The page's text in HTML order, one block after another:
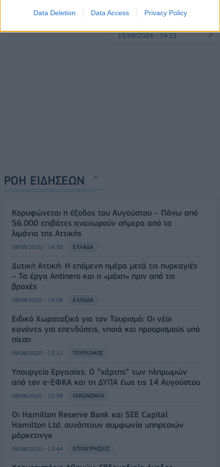
Data Deletion Data Access Privacy Policy
μεγαλύτερος εχθρός του
13/06/2024 - 14:15
ΡΟΗ ΕΙΔΗΣΕΩΝ
Κορυφώνεται η έξοδος του Αυγούστου – Πάνω από
56.000 επιβάτες αναχωρούν σήμερα από τα
λιμάνια της Αττικής
08/08/2026 - 14:30 ΕΛΛΑΔΑ
Δυτική Αττική: Η επόμενη ημέρα μετά τις πυρκαγιές
– Τα έργα Antinero και η «μάχη» πριν από τις
βροχές
08/08/2026 - 14:08 ΕΛΛΑΔΑ
Ειδικό Χωροταξικό για τον Τουρισμό: Οι νέοι
κανόνες για επενδύσεις, νησιά και προορισμούς υπό
πίεση
08/08/2026 - 13:21 ΤΟΥΡΙΣΜΟΣ
Υπουργείο Εργασίας: Ο “χάρτης” των πληρωμών
από τον e-ΕΦΚΑ και τη ΔΥΠΑ έως τις 14 Αυγούστου
08/08/2026 - 12:58 ΟΙΚΟΝΟΜΙΑ
Οι Hamilton Reserve Bank και SEE Capital
Hamilton Ltd. συνάπτουν συμφωνία υπηρεσιών
μάρκετινγκ
08/08/2026 - 13:44 ΕΠΙΧΕΙΡΗΣΕΙΣ